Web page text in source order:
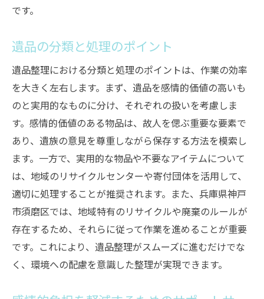
地域の風習を反映した整理方法
遺族との感動的なエピソードの共有
文化的背景を活かした追悼の方法
遺品整理の際に役立つ兵庫県神戸市須磨区の風
習
地域特有の遺品整理に関する風習
須磨区独自の故人を偲ぶ方法
地域の風習を活かした整理の進め方
伝統的な儀式と遺品整理の関連性
地域の共同体としてのサポート体制
風習を取り入れた心温まる整理プロセス
心穏やかな遺品整理遺族が安心して進めるため
です。
遺品の分類と処理のポイント
遺品整理における分類と処理のポイントは、作業の効率
を大きく左右します。まず、遺品を感情的価値の高いも
のと実用的なものに分け、それぞれの扱いを考慮しま
す。感情的価値のある物品は、故人を偲ぶ重要な要素で
あり、遺族の意見を尊重しながら保存する方法を模索し
ます。一方で、実用的な物品や不要なアイテムについて
は、地域のリサイクルセンターや寄付団体を活用して、
適切に処理することが推奨されます。また、兵庫県神戸
市須磨区では、地域特有のリサイクルや廃棄のルールが
存在するため、それらに従って作業を進めることが重要
です。これにより、遺品整理がスムーズに進むだけでな
く、環境への配慮を意識した整理が実現できます。